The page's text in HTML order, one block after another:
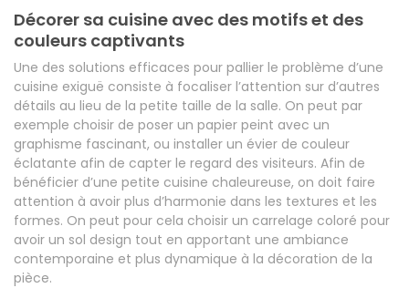
Décorer sa cuisine avec des motifs et des
couleurs captivants
Une des solutions efficaces pour pallier le problème d’une
cuisine exiguë consiste à focaliser l’attention sur d’autres
détails au lieu de la petite taille de la salle. On peut par
exemple choisir de poser un papier peint avec un
graphisme fascinant, ou installer un évier de couleur
éclatante afin de capter le regard des visiteurs. Afin de
bénéficier d’une petite cuisine chaleureuse, on doit faire
attention à avoir plus d’harmonie dans les textures et les
formes. On peut pour cela choisir un carrelage coloré pour
avoir un sol design tout en apportant une ambiance
contemporaine et plus dynamique à la décoration de la
pièce.